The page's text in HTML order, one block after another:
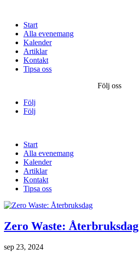
Start
Alla evenemang
Kalender
Artiklar
Kontakt
Tipsa oss
Följ oss
Följ
Följ
Start
Alla evenemang
Kalender
Artiklar
Kontakt
Tipsa oss
Zero Waste: Återbruksdag
sep 23, 2024